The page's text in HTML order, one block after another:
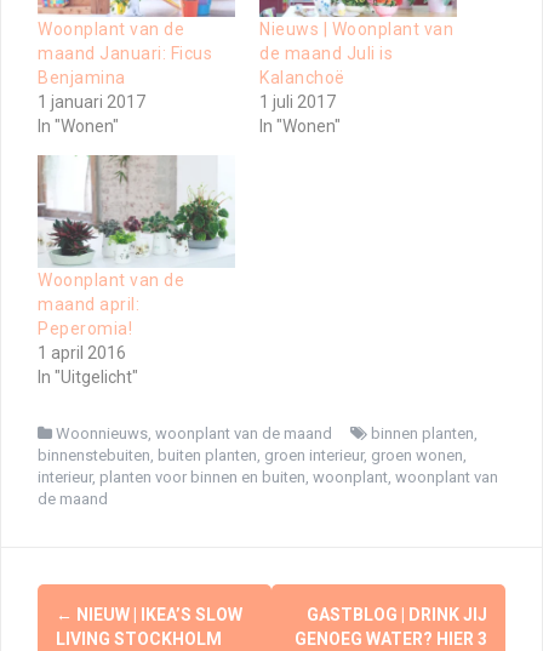
Woonplant van de
maand Januari: Ficus
Benjamina
1 januari 2017
In "Wonen"
Nieuws | Woonplant van
de maand Juli is
Kalanchoë
1 juli 2017
In "Wonen"
Woonplant van de
maand april:
Peperomia!
1 april 2016
In "Uitgelicht"
Woonnieuws, woonplant van de maand binnen planten,
binnenstebuiten, buiten planten, groen interieur, groen wonen,
interieur, planten voor binnen en buiten, woonplant, woonplant van
de maand
Berichtnavigatie
← NIEUW | IKEA’S SLOW
LIVING STOCKHOLM
GASTBLOG | DRINK JIJ
GENOEG WATER? HIER 3